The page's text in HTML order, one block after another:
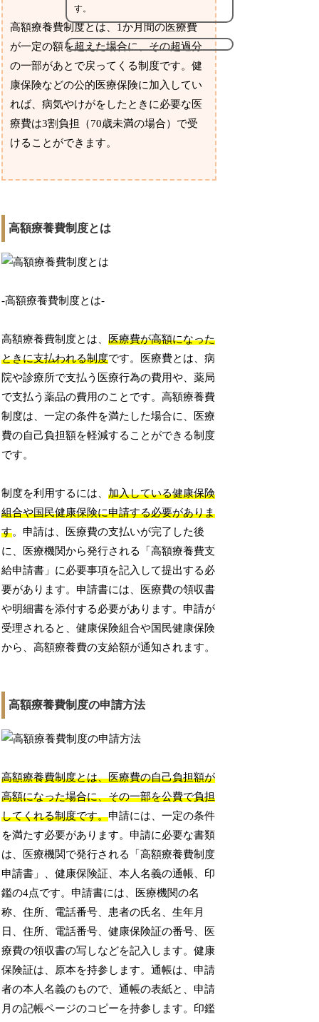
す。
高額療養費制度とは、1か月間の医療費
が一定の額を超えた場合に、その超過分
の一部があとで戻ってくる制度です。健
康保険などの公的医療保険に加入してい
れば、病気やけがをしたときに必要な医
療費は3割負担（70歳未満の場合）で受
けることができます。
高額療養費制度とは
-高額療養費制度とは-
高額療養費制度とは、医療費が高額になった
ときに支払われる制度です。医療費とは、病
院や診療所で支払う医療行為の費用や、薬局
で支払う薬品の費用のことです。高額療養費
制度は、一定の条件を満たした場合に、医療
費の自己負担額を軽減することができる制度
です。
制度を利用するには、加入している健康保険
組合や国民健康保険に申請する必要がありま
す。申請は、医療費の支払いが完了した後
に、医療機関から発行される「高額療養費支
給申請書」に必要事項を記入して提出する必
要があります。申請書には、医療費の領収書
や明細書を添付する必要があります。申請が
受理されると、健康保険組合や国民健康保険
から、高額療養費の支給額が通知されます。
高額療養費制度の申請方法
高額療養費制度とは、医療費の自己負担額が
高額になった場合に、その一部を公費で負担
してくれる制度です。申請には、一定の条件
を満たす必要があります。申請に必要な書類
は、医療機関で発行される「高額療養費制度
申請書」、健康保険証、本人名義の通帳、印
鑑の4点です。申請書には、医療機関の名
称、住所、電話番号、患者の氏名、生年月
日、住所、電話番号、健康保険証の番号、医
療費の領収書の写しなどを記入します。健康
保険証は、原本を持参します。通帳は、申請
者の本人名義のもので、通帳の表紙と、申請
月の記帳ページのコピーを持参します。印鑑